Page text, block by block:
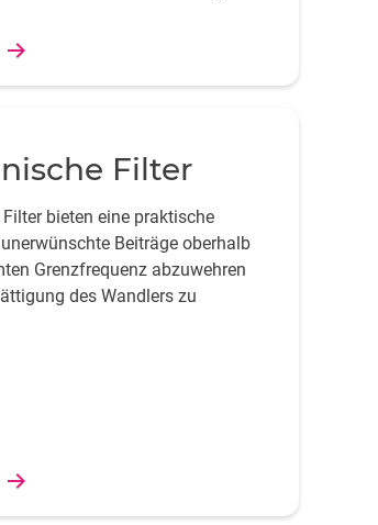
Filter
bieten eine praktische
Beiträge oberhalb
Grenzfrequenz abzuwehren
des Wandlers zu